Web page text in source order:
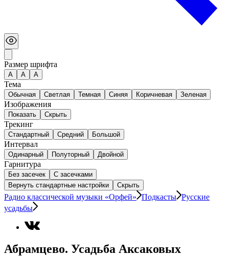
Размер шрифта
А A A
Тема
Обычная Светлая Темная Синяя Коричневая Зеленая
Изображения
Показать Скрыть
Трекинг
Стандартный Средний Большой
Интервал
Одинарный Полуторный Двойной
Гарнитура
Без засечек
С засечками
Вернуть стандартные настройки
Скрыть
Радио классической музыки «Орфей» Подкасты Русские
усадьбы
Абрамцево. Усадьба Аксаковых